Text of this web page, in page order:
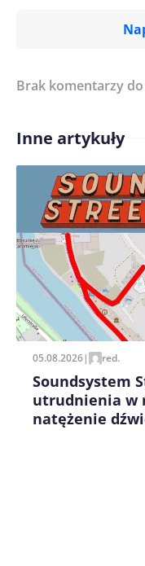
Treść komentarza*
Imię/ Nick*
Zapamiętaj
pisania
Brak komentarzy
Inne artykuły
05.08.2026| red.
Soundsystem
utrudnienia w
natężenie